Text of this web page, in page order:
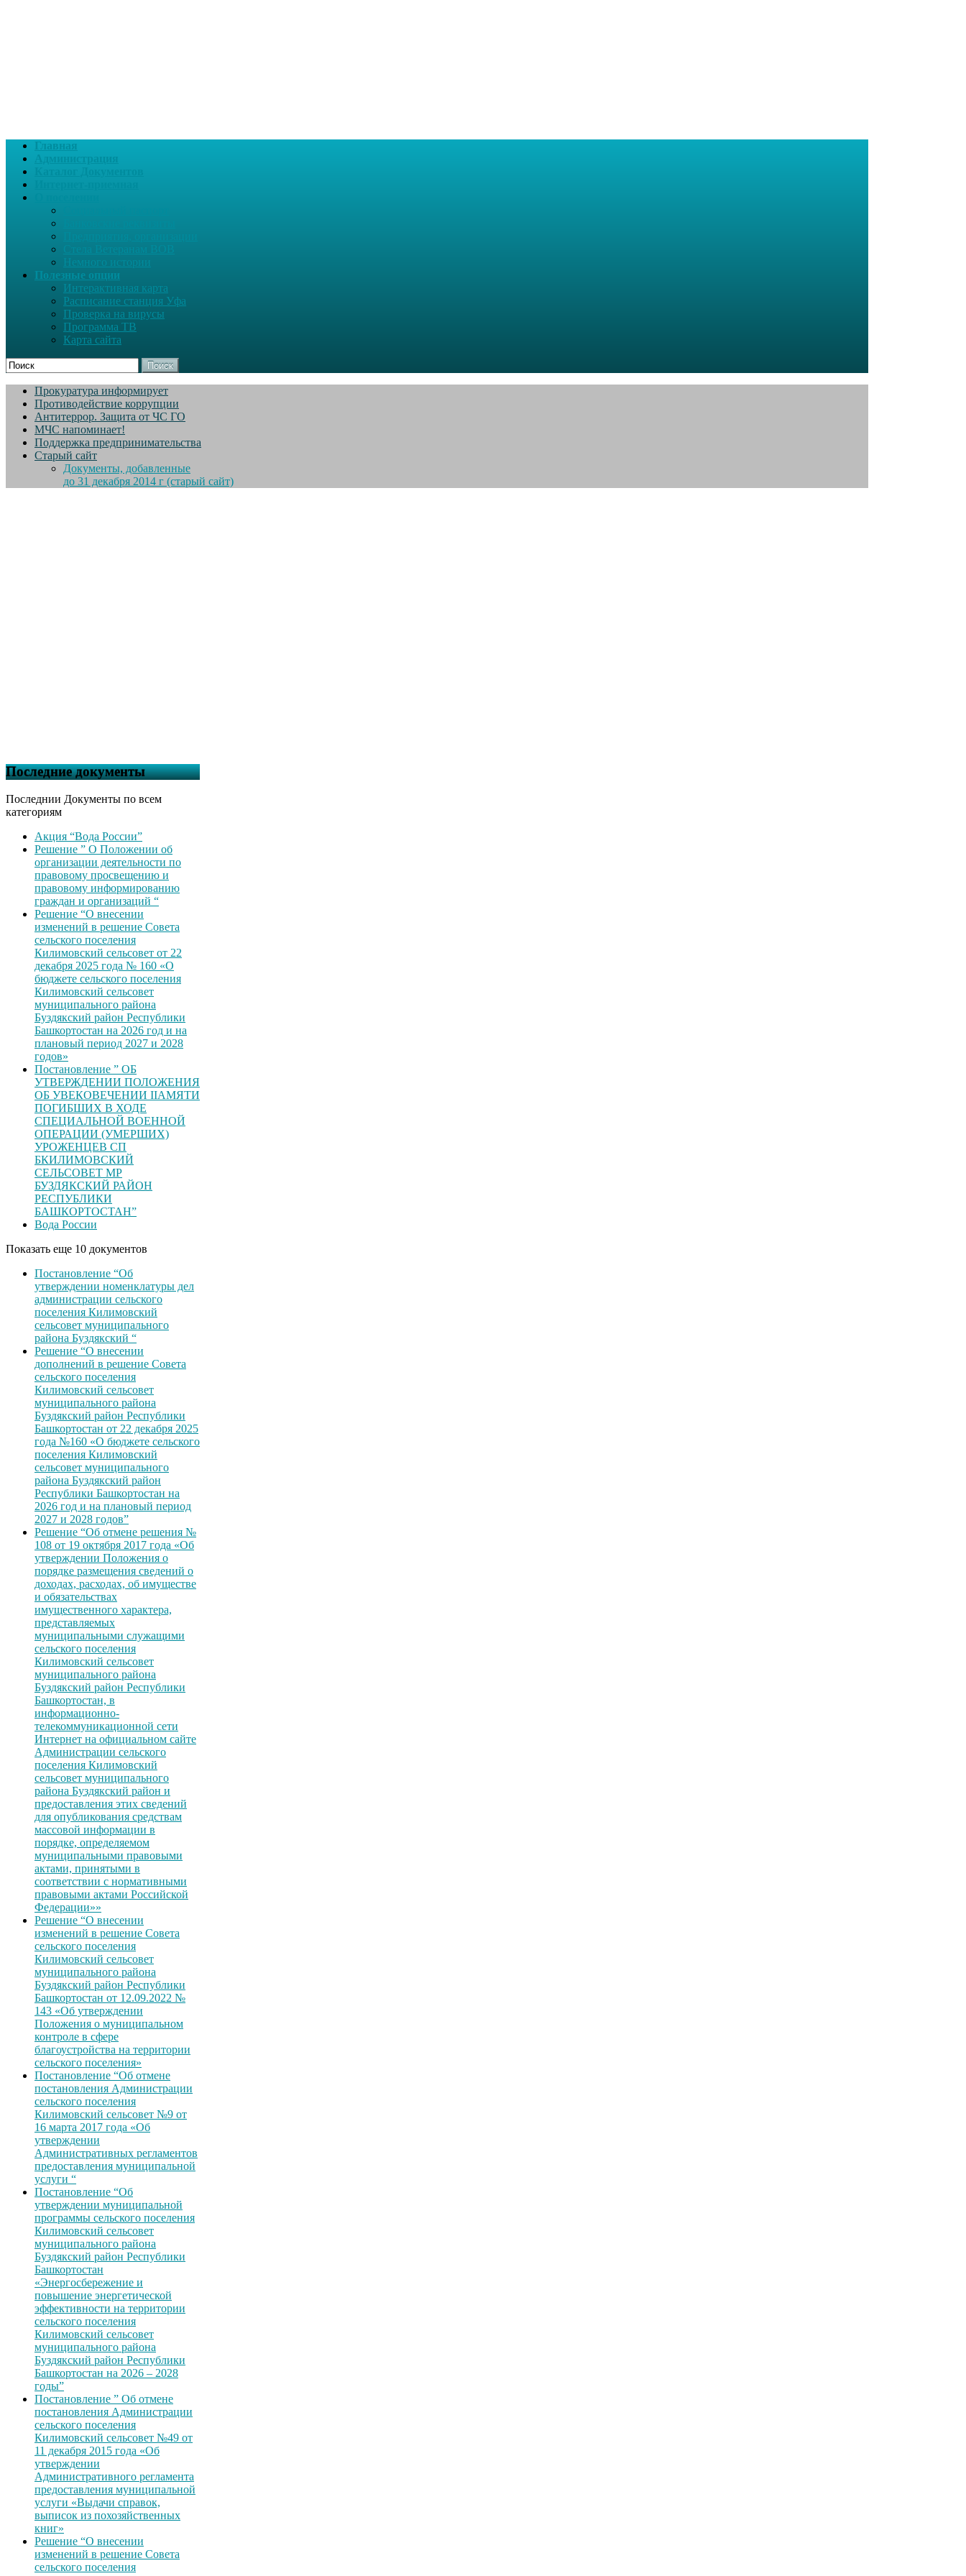
Главная
Администрация
Немного истории
Полезные опции
Интерактивная карта
Расписание станция Уфа
Проверка на вирусы
Программа ТВ
Карта сайта
Поиск
Прокуратура информирует
Противодействие коррупции
Антитеррор. Защита от ЧС ГО
МЧС напоминает!
Поддержка предпринимательства
Старый сайт
Документы, добавленные
до 31 декабря 2014 г (старый сайт)
Последние документы
Последнии Документы по всем
категориям
Акция “Вода России”
Решение ” О Положении об
организации деятельности по
правовому просвещению и
правовому информированию
граждан и организаций “
Решение “О внесении
изменений в решение Совета
сельского поселения
Килимовский сельсовет от 22
декабря 2025 года № 160 «О
бюджете сельского поселения
Килимовский сельсовет
муниципального района
Буздякский район Республики
Башкортостан на 2026 год и на
плановый период 2027 и 2028
годов»
Постановление ” ОБ
УТВЕРЖДЕНИИ ПОЛОЖЕНИЯ
ОБ УВЕКОВЕЧЕНИИ ІІАМЯТИ
ПОГИБШИХ В ХОДЕ
СПЕЦИАЛЬНОЙ ВОЕННОЙ
ОПЕРАЦИИ (УМЕРШИХ)
УРОЖЕНЦЕВ CП
БКИЛИМОВСКИЙ
СЕЛЬСОВЕТ МР
БУЗДЯКСКИЙ РАЙОН
РЕСПУБЛИКИ
БАШКОРТОСТАН”
Вода России
Показать еще 10 документов
Постановление “Об
утверждении номенклатуры дел
администрации сельского
поселения Килимовский
сельсовет муниципального
района Буздякский “
Решение “О внесении
дополнений в решение Совета
сельского поселения
Килимовский сельсовет
муниципального района
Буздякский район Республики
Башкортостан от 22 декабря 2025
года №160 «О бюджете сельского
поселения Килимовский
сельсовет муниципального
района Буздякский район
Республики Башкортостан на
2026 год и на плановый период
2027 и 2028 годов”
Решение “Об отмене решения №
108 от 19 октября 2017 года «Об
утверждении Положения о
порядке размещения сведений о
доходах, расходах, об имуществе
и обязательствах
имущественного характера,
представляемых
муниципальными служащими
сельского поселения
Килимовский сельсовет
муниципального района
Буздякский район Республики
Башкортостан, в
информационно-
телекоммуникационной сети
Интернет на официальном сайте
Администрации сельского
поселения Килимовский
сельсовет муниципального
района Буздякский район и
предоставления этих сведений
для опубликования средствам
массовой информации в
порядке, определяемом
муниципальными правовыми
актами, принятыми в
соответствии с нормативными
правовыми актами Российской
Федерации»»
Решение “О внесении
изменений в решение Совета
сельского поселения
Килимовский сельсовет
муниципального района
Буздякский район Республики
Башкортостан от 12.09.2022 №
143 «Об утверждении
Положения о муниципальном
контроле в сфере
благоустройства на территории
сельского поселения»
Постановление “Об отмене
постановления Администрации
сельского поселения
Килимовский сельсовет №9 от
16 марта 2017 года «Об
утверждении
Административных регламентов
предоставления муниципальной
услуги “
Постановление “Об
утверждении муниципальной
программы сельского поселения
Килимовский сельсовет
муниципального района
Буздякский район Республики
Башкортостан
«Энергосбережение и
повышение энергетической
эффективности на территории
сельского поселения
Килимовский сельсовет
муниципального района
Буздякский район Республики
Башкортостан на 2026 – 2028
годы”
Постановление ” Об отмене
постановления Администрации
сельского поселения
Килимовский сельсовет №49 от
11 декабря 2015 года «Об
утверждении
Административного регламента
предоставления муниципальной
услуги «Выдачи справок,
выписок из похозяйственных
книг»
Решение “О внесении
изменений в решение Совета
сельского поселения